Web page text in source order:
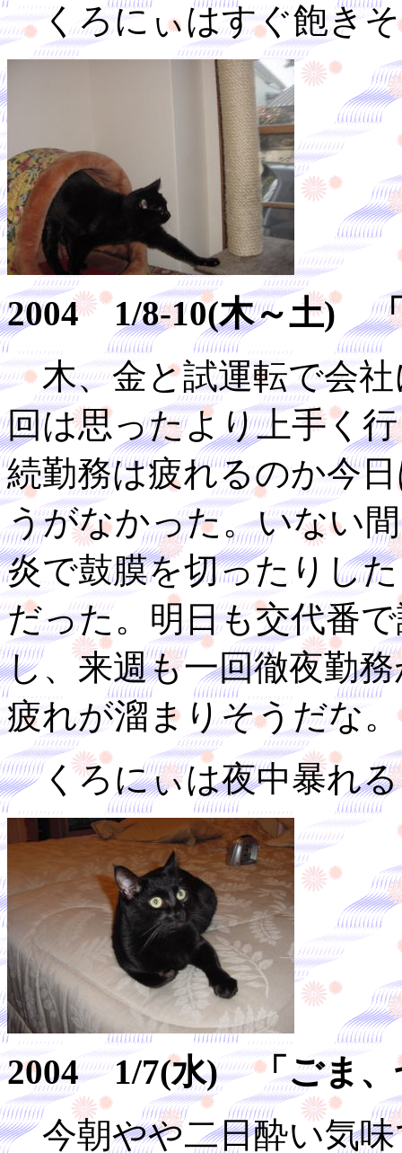
くろにぃはすぐ飽きそ
2004 1/8-10(木～土)
木、金と試運転で会社
回は思ったより上手く
続勤務は疲れるのか今
うがなかった。いない
炎で鼓膜を切ったりし
だった。明日も交代番
し、来週も一回徹夜勤
疲れが溜まりそうだな。
くろにぃは夜中暴れる
2004 1/7(水) 「ごま、
今朝やや二日酔い気味